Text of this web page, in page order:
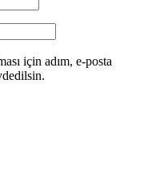
için adım, e-posta